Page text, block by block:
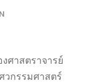
ศาสตราจารย์
กรรมศาสตร์